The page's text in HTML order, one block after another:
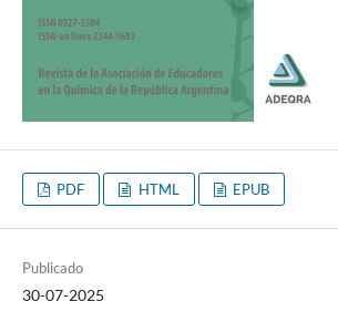
PDF HTML EPUB
Publicado
30-07-2025